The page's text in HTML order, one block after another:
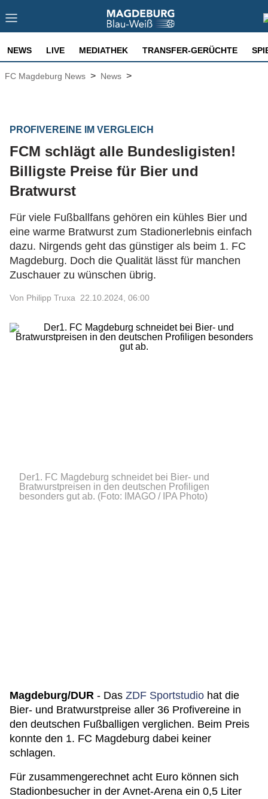
NEWS LIVE MEDIATHEK TRANSFER-GERÜCHTE
FC Magdeburg News > News >
PROFIVEREINE IM VERGLEICH
FCM schlägt alle Bundesligisten!
Billigste Preise für Bier und
Bratwurst
Für viele Fußballfans gehören ein kühles Bier und
eine warme Bratwurst zum Stadionerlebnis einfach
dazu. Nirgends geht das günstiger als beim 1. FC
Magdeburg. Doch die Qualität lässt für manchen
Zuschauer zu wünschen übrig.
Von Philipp Truxa 22.10.2024, 06:00
Der1. FC Magdeburg schneidet bei Bier- und
Bratwurstpreisen in den deutschen Profiligen
besonders gut ab. (Foto: IMAGO / IPA Photo)
Magdeburg/DUR - Das ZDF Sportstudio hat die
Bier- und Bratwurstpreise aller 36 Profivereine in
den deutschen Fußballigen verglichen. Beim Preis
konnte den 1. FC Magdeburg dabei keiner
schlagen.
Für zusammengerechnet acht Euro können sich
Stadionbesucher in der Avnet-Arena ein 0,5 Liter